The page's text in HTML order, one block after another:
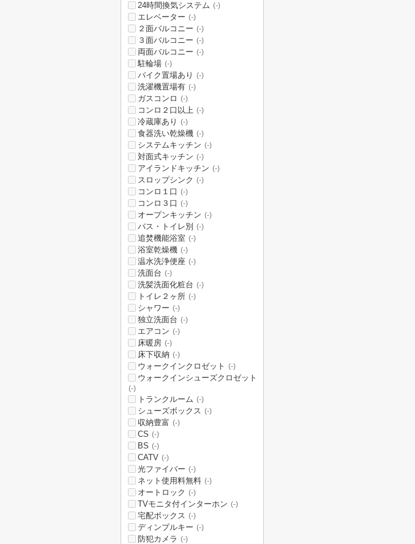
24時間換気システム (-)
エレベーター (-)
２面バルコニー (-)
３面バルコニー (-)
両面バルコニー (-)
駐輪場 (-)
バイク置場あり (-)
洗濯機置場有 (-)
ガスコンロ (-)
コンロ２口以上 (-)
冷蔵庫あり (-)
食器洗い乾燥機 (-)
システムキッチン (-)
対面式キッチン (-)
アイランドキッチン (-)
スロップシンク (-)
コンロ１口 (-)
コンロ３口 (-)
オープンキッチン (-)
バス・トイレ別 (-)
追焚機能浴室 (-)
浴室乾燥機 (-)
温水洗浄便座 (-)
洗面台 (-)
洗髪洗面化粧台 (-)
トイレ２ヶ所 (-)
シャワー (-)
独立洗面台 (-)
エアコン (-)
床暖房 (-)
床下収納 (-)
ウォークインクロゼット (-)
ウォークインシューズクロゼット
(-)
トランクルーム (-)
シューズボックス (-)
収納豊富 (-)
CS (-)
BS (-)
CATV (-)
光ファイバー (-)
ネット使用料無料 (-)
オートロック (-)
TVモニタ付インターホン (-)
宅配ボックス (-)
ディンプルキー (-)
防犯カメラ (-)